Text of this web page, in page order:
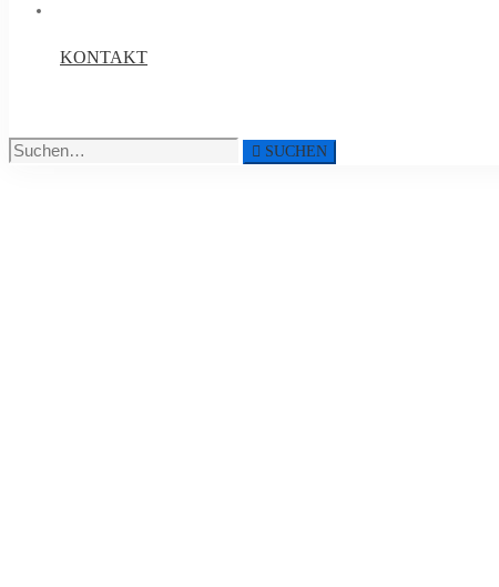
KONTAKT
Suche
SUCHEN